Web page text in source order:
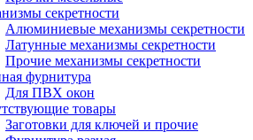
секретности
Алюминиевые механизмы секретности
Латунные механизмы секретности
Прочие механизмы секретности
фурнитура
Для ПВХ окон
товары
Заготовки для ключей и прочие